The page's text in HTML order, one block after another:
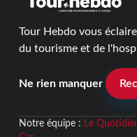
Tour Hebdo vous
du tourisme et de
Ne rien manquer
Notre équipe : Le